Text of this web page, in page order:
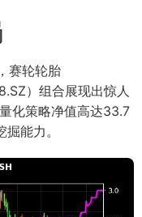
赛轮轮胎
）组合展现出惊人
化策略净值高达33.7
能力。